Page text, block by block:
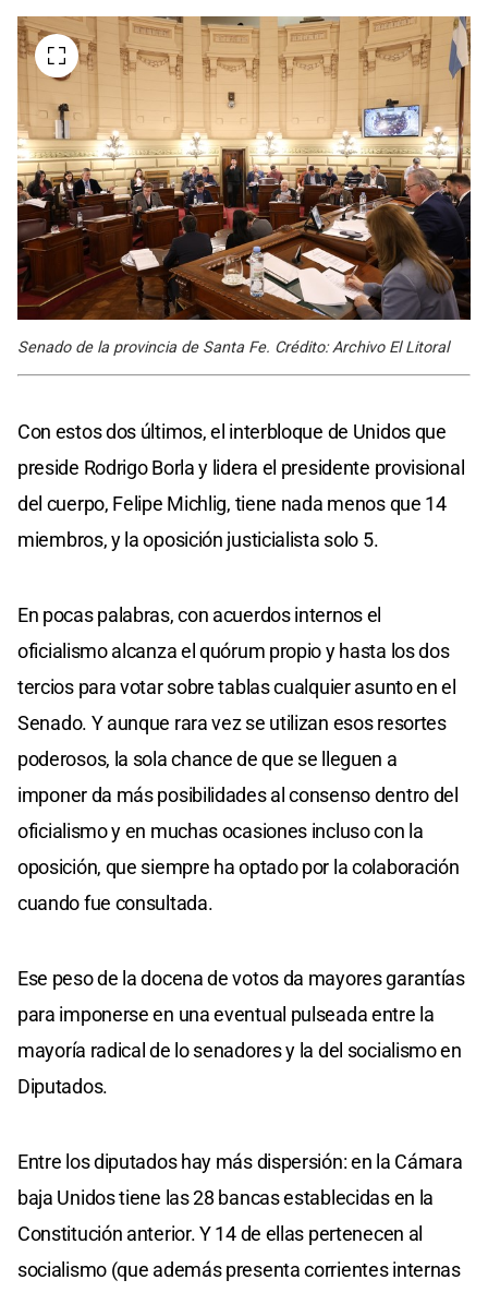
Senado de la provincia de Santa Fe. Crédito: Archivo El Litoral
Con estos dos últimos, el interbloque de Unidos que
preside Rodrigo Borla y lidera el presidente provisional
del cuerpo, Felipe Michlig, tiene nada menos que 14
miembros, y la oposición justicialista solo 5.
En pocas palabras, con acuerdos internos el
oficialismo alcanza el quórum propio y hasta los dos
tercios para votar sobre tablas cualquier asunto en el
Senado. Y aunque rara vez se utilizan esos resortes
poderosos, la sola chance de que se lleguen a
imponer da más posibilidades al consenso dentro del
oficialismo y en muchas ocasiones incluso con la
oposición, que siempre ha optado por la colaboración
cuando fue consultada.
Ese peso de la docena de votos da mayores garantías
para imponerse en una eventual pulseada entre la
mayoría radical de lo senadores y la del socialismo en
Diputados.
Entre los diputados hay más dispersión: en la Cámara
baja Unidos tiene las 28 bancas establecidas en la
Constitución anterior. Y 14 de ellas pertenecen al
socialismo (que además presenta corrientes internas